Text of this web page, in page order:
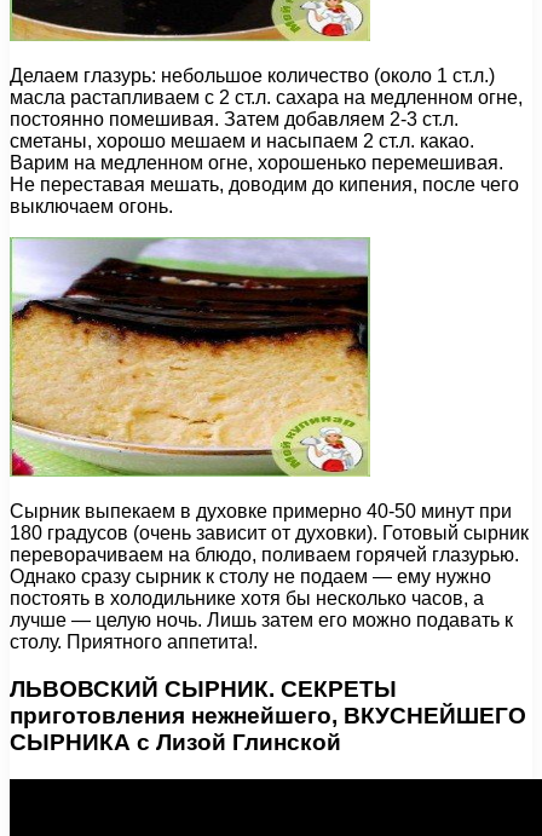
Делаем глазурь: небольшое количество (около 1 ст.л.)
масла растапливаем с 2 ст.л. сахара на медленном огне,
постоянно помешивая. Затем добавляем 2-3 ст.л.
сметаны, хорошо мешаем и насыпаем 2 ст.л. какао.
Варим на медленном огне, хорошенько перемешивая.
Не переставая мешать, доводим до кипения, после чего
выключаем огонь.
Сырник выпекаем в духовке примерно 40-50 минут при
180 градусов (очень зависит от духовки). Готовый сырник
переворачиваем на блюдо, поливаем горячей глазурью.
Однако сразу сырник к столу не подаем — ему нужно
постоять в холодильнике хотя бы несколько часов, а
лучше — целую ночь. Лишь затем его можно подавать к
столу. Приятного аппетита!.
ЛЬВОВСКИЙ СЫРНИК. СЕКРЕТЫ
приготовления нежнейшего, ВКУСНЕЙШЕГО
СЫРНИКА с Лизой Глинской